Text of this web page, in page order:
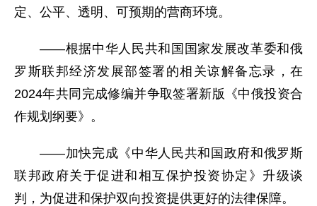
定、公平、透明、可预期的营商环境。
——根据中华人民共和国国家发展改革委和俄
罗斯联邦经济发展部签署的相关谅解备忘录，在
2024年共同完成修编并争取签署新版《中俄投资合
作规划纲要》。
——加快完成《中华人民共和国政府和俄罗斯
联邦政府关于促进和相互保护投资协定》升级谈
判，为促进和保护双向投资提供更好的法律保障。